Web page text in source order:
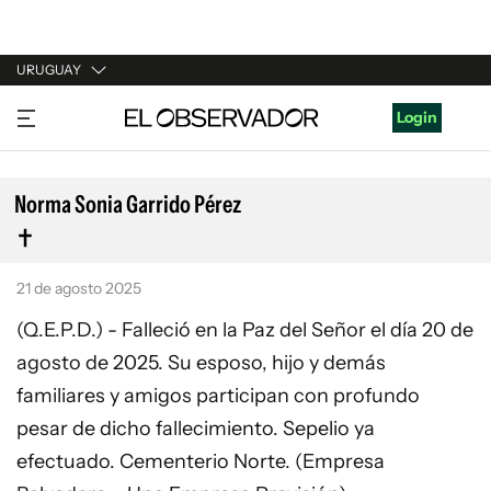
URUGUAY
URUGUAY
ARGENTINA
ESPAÑA
ESTADOS UNIDOS
Login
Norma Sonia Garrido Pérez
21 de agosto 2025
(Q.E.P.D.) - Falleció en la Paz del Señor el día 20 de
agosto de 2025. Su esposo, hijo y demás
familiares y amigos participan con profundo
pesar de dicho fallecimiento. Sepelio ya
efectuado. Cementerio Norte. (Empresa